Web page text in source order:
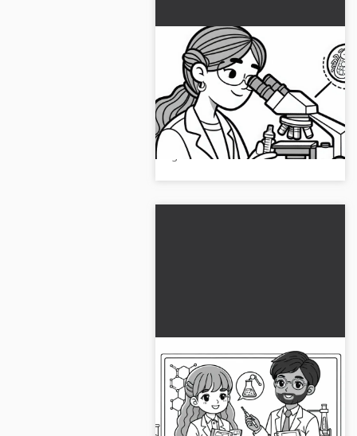
Scienziata che esamina
un'immagine al
microscopio - Modello da
colorare gratuito
Scopri il disegno da colorare di
una scienziata al microscopio.
Scarica ora il modello da colorare
gratuito!...
Scienziati che
presentano risultati di
ricerca - Disegno da
colorare gratuito
Prendi questa creativa pagina da
colorare di uno scienziato che